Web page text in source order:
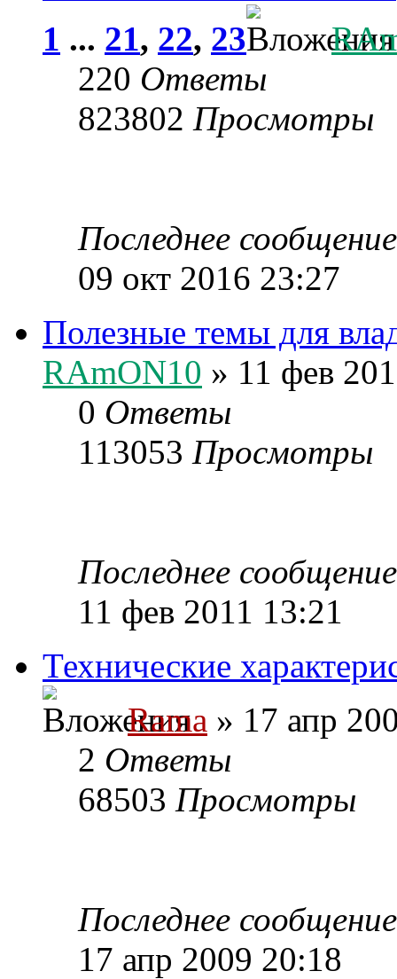
1 ... 21, 22, 23
220 Ответы
823802 Просмотры
Последнее
09 окт 2016 23:27
Полезные темы для
RAmON10 » 11 фев
0 Ответы
113053 Просмотры
Последнее
11 фев 2011 13:21
Технические
Rama » 17 апр
2 Ответы
68503 Просмотры
Последнее
17 апр 2009 20:18